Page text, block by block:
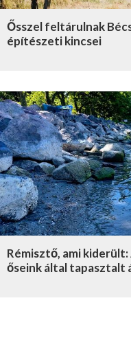
Ősszel feltárulnak
építészeti kincsei
Rémisztő, ami
őseink által tapasztalt